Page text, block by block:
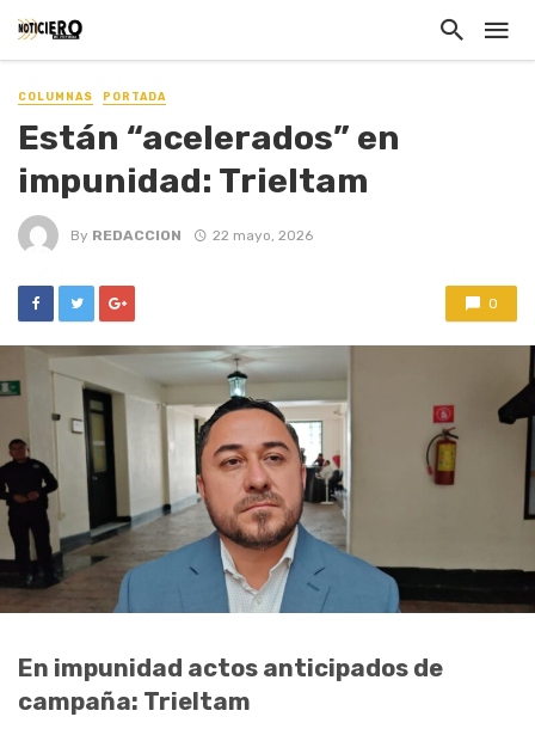
COLUMNAS PORTADA
Están “acelerados” en
impunidad: Trieltam
By REDACCION 22 mayo, 2026
0
En impunidad actos anticipados de
campaña: Trieltam